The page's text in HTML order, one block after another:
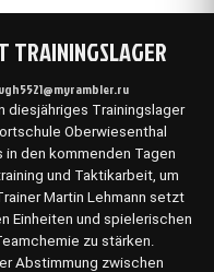
TRAININGSLAGER
diesjähriges Trainingslager
Oberwiesenthal
den kommenden Tagen
und Taktikarbeit, um
Martin Lehmann setzt
Einheiten und spielerischen
zu stärken.
Abstimmung zwischen